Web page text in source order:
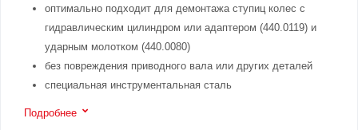
оптимально подходит для демонтажа ступиц колес с
гидравлическим цилиндром или адаптером (440.0119) и
ударным молотком (440.0080)
без повреждения приводного вала или других деталей
специальная инструментальная сталь
Подробнее